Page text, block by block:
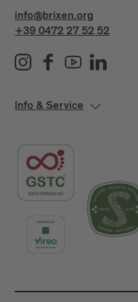
info@brixen.org
+39 0472 27 52 52
Info & Service